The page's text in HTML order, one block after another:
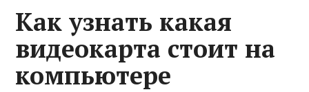
Как узнать какая
видеокарта стоит на
компьютере